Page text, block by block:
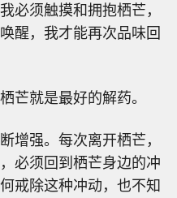
必须触摸和拥抱栖芒，
醒，我才能再次品味回
芒就是最好的解药。
增强。每次离开栖芒，
必须回到栖芒身边的冲
戒除这种冲动，也不知